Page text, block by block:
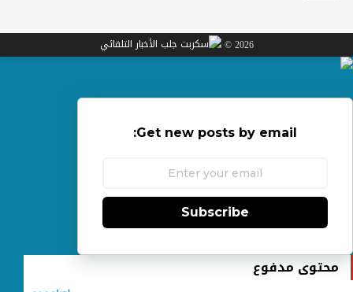
2026 ©
Get new posts by email:
Subscribe
محتوى مدفوع